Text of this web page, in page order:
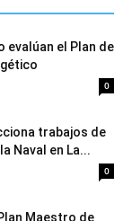
evalúan el Plan de
0
trabajos de
Naval en La...
0
Maestro de